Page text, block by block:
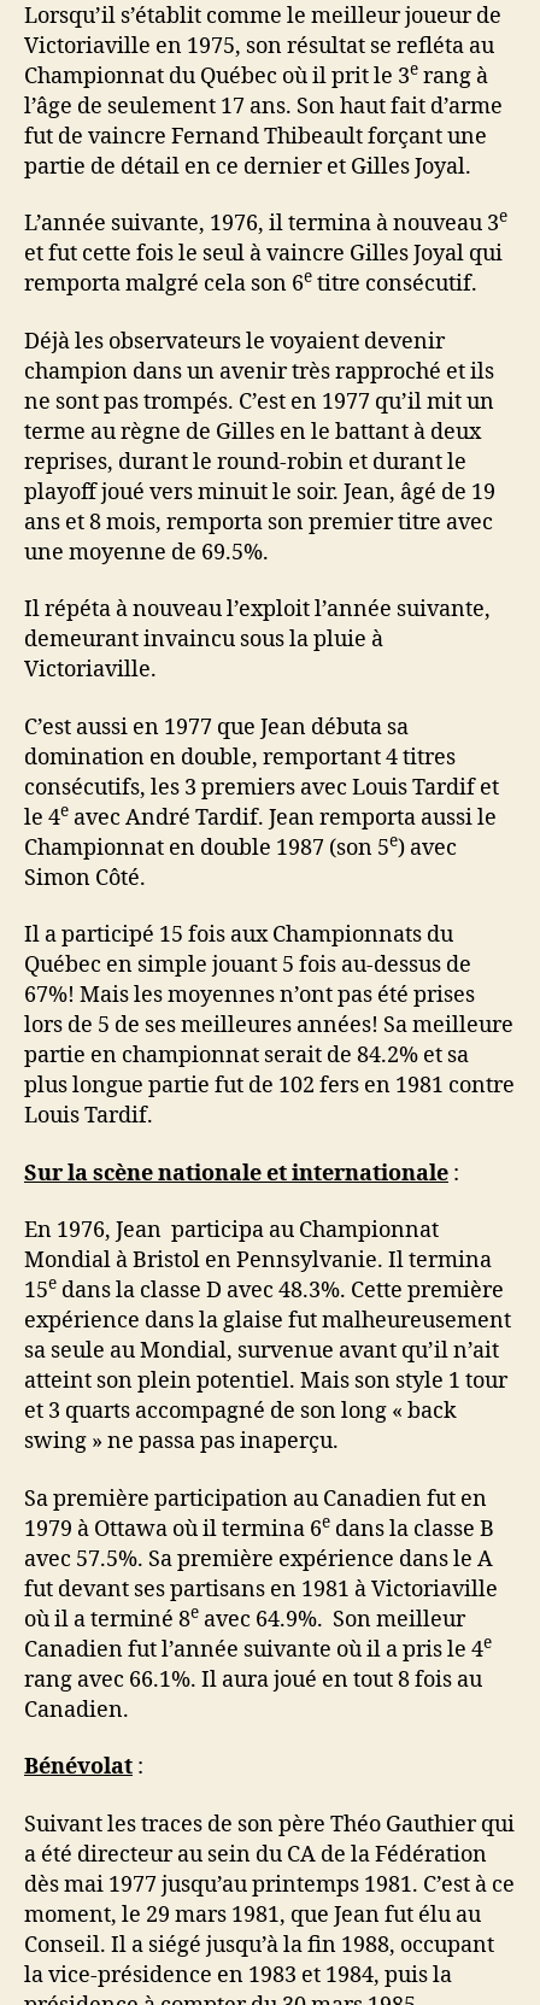
Lorsqu’il s’établit comme le meilleur joueur de
Victoriaville en 1975, son résultat se refléta au
Championnat du Québec où il prit le 3e rang à
l’âge de seulement 17 ans. Son haut fait d’arme
fut de vaincre Fernand Thibeault forçant une
partie de détail en ce dernier et Gilles Joyal.
L’année suivante, 1976, il termina à nouveau 3e
et fut cette fois le seul à vaincre Gilles Joyal qui
remporta malgré cela son 6e titre consécutif.
Déjà les observateurs le voyaient devenir
champion dans un avenir très rapproché et ils
ne sont pas trompés. C’est en 1977 qu’il mit un
terme au règne de Gilles en le battant à deux
reprises, durant le round-robin et durant le
playoff joué vers minuit le soir. Jean, âgé de 19
ans et 8 mois, remporta son premier titre avec
une moyenne de 69.5%.
Il répéta à nouveau l’exploit l’année suivante,
demeurant invaincu sous la pluie à
Victoriaville.
C’est aussi en 1977 que Jean débuta sa
domination en double, remportant 4 titres
consécutifs, les 3 premiers avec Louis Tardif et
le 4e avec André Tardif. Jean remporta aussi le
Championnat en double 1987 (son 5e) avec
Simon Côté.
Il a participé 15 fois aux Championnats du
Québec en simple jouant 5 fois au-dessus de
67%! Mais les moyennes n’ont pas été prises
lors de 5 de ses meilleures années! Sa meilleure
partie en championnat serait de 84.2% et sa
plus longue partie fut de 102 fers en 1981 contre
Louis Tardif.
Sur la scène nationale et internationale :
En 1976, Jean participa au Championnat
Mondial à Bristol en Pennsylvanie. Il termina
15e dans la classe D avec 48.3%. Cette première
expérience dans la glaise fut malheureusement
sa seule au Mondial, survenue avant qu’il n’ait
atteint son plein potentiel. Mais son style 1 tour
et 3 quarts accompagné de son long « back
swing » ne passa pas inaperçu.
Sa première participation au Canadien fut en
1979 à Ottawa où il termina 6e dans la classe B
avec 57.5%. Sa première expérience dans le A
fut devant ses partisans en 1981 à Victoriaville
où il a terminé 8e avec 64.9%. Son meilleur
Canadien fut l’année suivante où il a pris le 4e
rang avec 66.1%. Il aura joué en tout 8 fois au
Canadien.
Bénévolat :
Suivant les traces de son père Théo Gauthier qui
a été directeur au sein du CA de la Fédération
dès mai 1977 jusqu’au printemps 1981. C’est à ce
moment, le 29 mars 1981, que Jean fut élu au
Conseil. Il a siégé jusqu’à la fin 1988, occupant
la vice-présidence en 1983 et 1984, puis la